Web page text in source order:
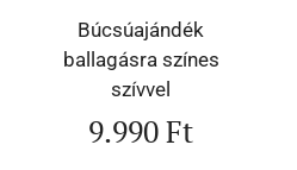
Búcsúajándék
ballagásra színes
szívvel
9.990Ft